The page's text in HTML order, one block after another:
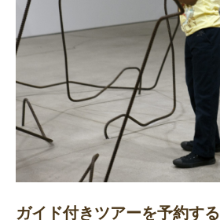
ガイド付きツアーを予約する